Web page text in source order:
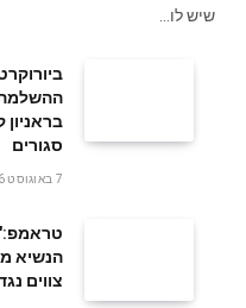
שיש לו…
ההשלמה,
בראניון
סגורים
7 באוגוסט 2026
הנשיא
צווים